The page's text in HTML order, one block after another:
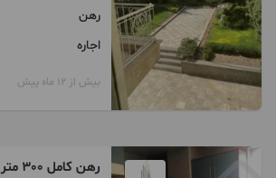
رهن
اجاره
بیش از 12 ماه پیش
رهن کامل 300 متر ویلایی فرمانیه